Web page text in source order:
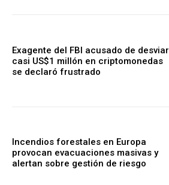
Exagente del FBI acusado de desviar
casi US$1 millón en criptomonedas
se declaró frustrado
Incendios forestales en Europa
provocan evacuaciones masivas y
alertan sobre gestión de riesgo